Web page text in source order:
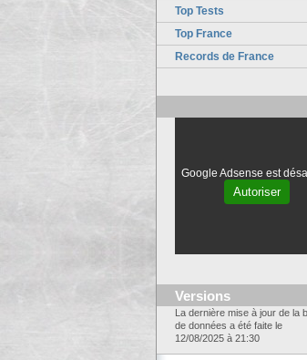
Top Tests
Top France
Records de France
Google Adsense est
Autoriser
Versions
La dernière mise à jour de la
de données a été faite le
12/08/2025 à 21:30